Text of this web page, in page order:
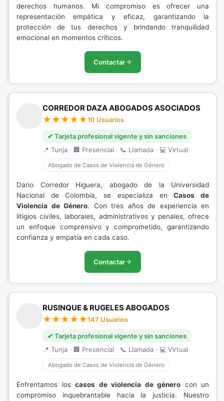
derechos humanos. Mi compromiso es ofrecer una
representación empática y eficaz, garantizando la
protección de tus derechos y brindando tranquilidad
emocional en momentos críticos.
Contactar
CORREDOR DAZA ABOGADOS ASOCIADOS
10 Usuarios
✔ Tarjeta profesional vigente y sin sanciones
📍 Tunja · 🏢 Presencial · 📞 Llamada · 💻 Virtual
Abogado de Casos de Violencia de Género
Dario Corredor Higuera, abogado de la Universidad
Nacional de Colombia, se especializa enCasos de
Violencia de Género. Con tres años de experiencia en
litigios civiles, laborales, administrativos y penales, ofrece
un enfoque comprensivo y comprometido, garantizando
confianza y empatía en cada caso.
Contactar
RUSINQUE & RUGELES ABOGADOS
147 Usuarios
✔ Tarjeta profesional vigente y sin sanciones
📍 Tunja · 🏢 Presencial · 📞 Llamada · 💻 Virtual
Abogado de Casos de Violencia de Género
Enfrentamos los casos de violencia de género con un
compromiso inquebrantable hacia la justicia. Nuestro